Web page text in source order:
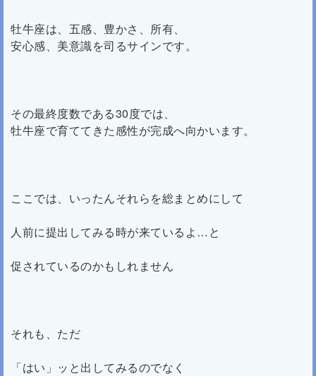
牡牛座は、五感、豊かさ、所有、
安心感、美意識を司るサインです。
その最終度数である30度では、
牡牛座で育ててきた感性が完成へ向かいます。
ここでは、いったんそれらを総まとめにして
人前に提出してみる時が来ているよ…と
促されているのかもしれません
それも、ただ
「はい」ッと出してみるのでなく